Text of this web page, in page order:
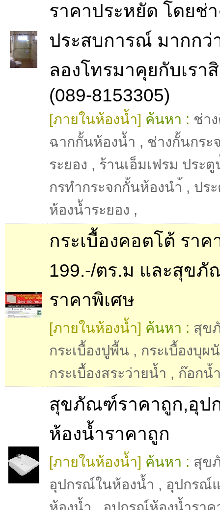
ราคาประหยัด โดยช่
ประสบการณ์ มากกว่
ลองโทรมาคุยกับเรา
(089-8153305)
[ภายในห้องน้ำ] ค้นหา : ช่า
ฉากกั้นห้องน้ำ , ช่างกั้นกระ
ระยอง , ร้านเอ็มเฟรม ประตู
กรทำกระจกกั้นห้องนำ้ , ปร
ห้องน้ำระยอง ,
กระเบื้องคอตโต้ ราค
199.-/ตร.ม และสุข
ราคาพิเศษ
[ภายในห้องน้ำ] ค้นหา : สุข
กระเบื้องปูพื้น , กระเบื้องบุผ
กระเบื้องสระว่ายน้ำ , ก๊อกน้
สุขภัณฑ์ราคาถูก,อุป
ห้องน้ำราคาถูก
[ภายในห้องน้ำ] ค้นหา : สุข
อุปกรณ์ในห้องน้ำ , อุปกรณ์